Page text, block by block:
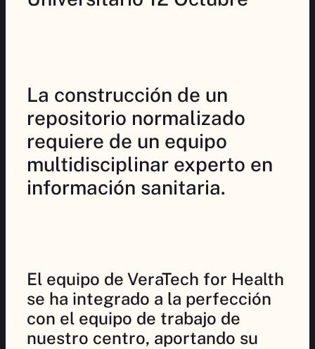
La construcción de un
repositorio normalizado
requiere de un equipo
multidisciplinar experto en
información sanitaria.
El equipo de VeraTech for Health
se ha integrado a la perfección
con el equipo de trabajo de
nuestro centro, aportando su